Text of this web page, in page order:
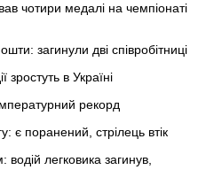
чотири медалі на чемпіонаті
загинули дві співробітниці
зростуть в Україні
рекорд
є поранений, стрілець втік
легковика загинув,